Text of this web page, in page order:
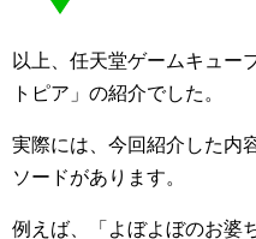
以上、任天堂ゲームキュー
トピア」の紹介でした。
実際には、今回紹介した内
ソードがあります。
例えば、「よぼよぼのお婆